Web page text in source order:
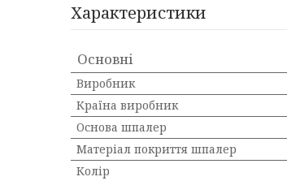
Характеристики
Основні
Виробник
Країна виробник
Основа шпалер
Матеріал покриття шпалер
Колір